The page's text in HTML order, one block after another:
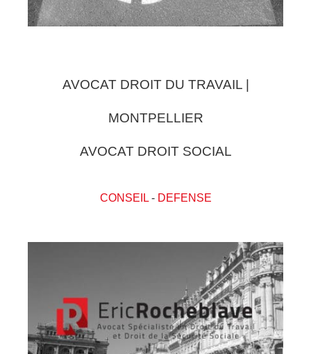
AVOCAT DROIT DU TRAVAIL |
MONTPELLIER
AVOCAT DROIT SOCIAL
CONSEIL- DEFENSE